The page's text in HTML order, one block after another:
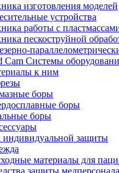
изготовления моделей
устройства
работы с
пескоструйной
Cam Системы
к ним
боры
боры
боры
индивидуальной защиты
материалы для
защиты медперсонала